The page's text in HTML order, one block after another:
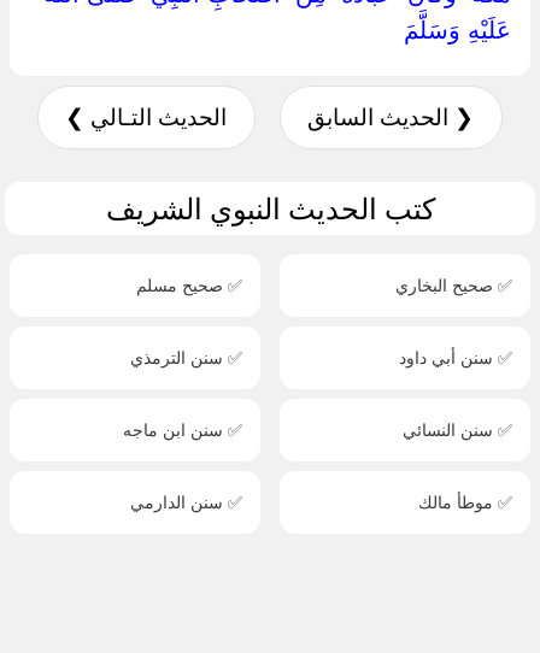
عَلَيْهِ وَسَلَّمَ ‏
❮ الحديث السابق الحديث التـالي ❯
كتب الحديث النبوي الشريف
✅ صحيح البخاري ✅ صحيح مسلم
✅ سنن أبي داود ✅ سنن الترمذي
✅ سنن النسائي ✅ سنن ابن ماجه
✅ موطأ مالك ✅ سنن الدارمي